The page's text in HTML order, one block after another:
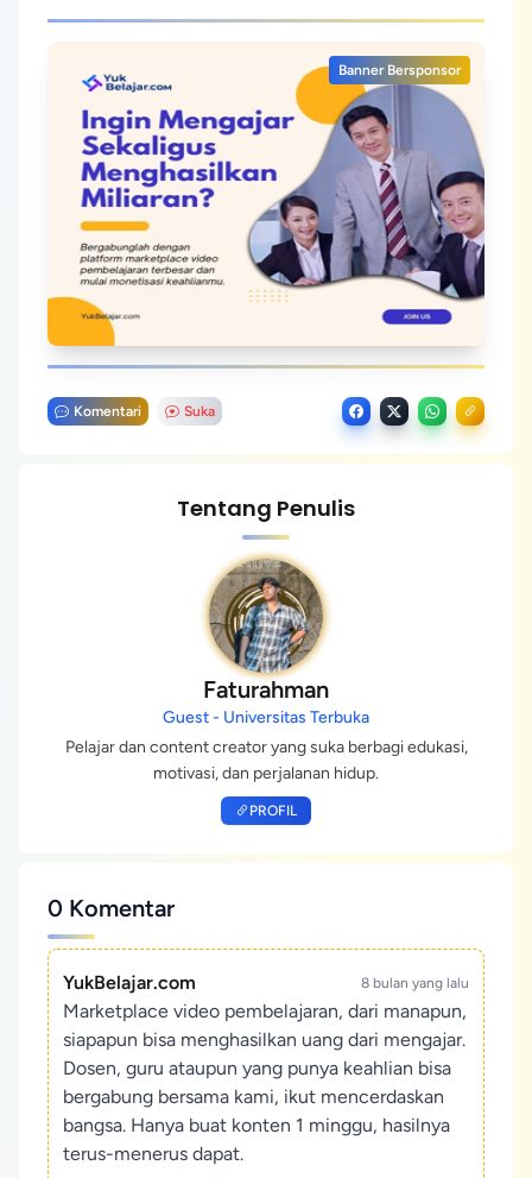
Banner Bersponsor
Komentari Suka
Tentang Penulis
Faturahman
Guest - Universitas Terbuka
Pelajar dan content creator yang suka berbagi edukasi,
motivasi, dan perjalanan hidup.
PROFIL
0 Komentar
YukBelajar.com 8 bulan yang lalu
Marketplace video pembelajaran, dari manapun,
siapapun bisa menghasilkan uang dari mengajar.
Dosen, guru ataupun yang punya keahlian bisa
bergabung bersama kami, ikut mencerdaskan
bangsa. Hanya buat konten 1 minggu, hasilnya
terus-menerus dapat.